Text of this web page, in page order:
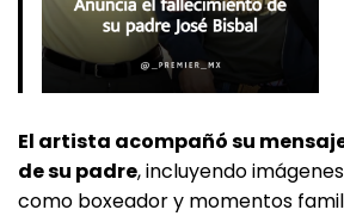
El artista acompañó su
de su padre, incluyendo
como boxeador y momentos